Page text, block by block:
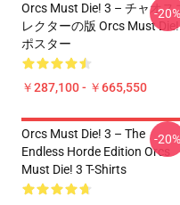
Orcs Must Die! 3 – チャオス
レクターの版 Orcs Must
ポスター
￥287,100 - ￥665,550
-20%
Orcs Must Die! 3 – The
Endless Horde Edition Orcs
Must Die! 3 T-Shirts
-20%